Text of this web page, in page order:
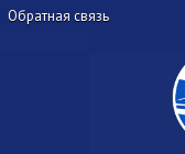
Обратная связь